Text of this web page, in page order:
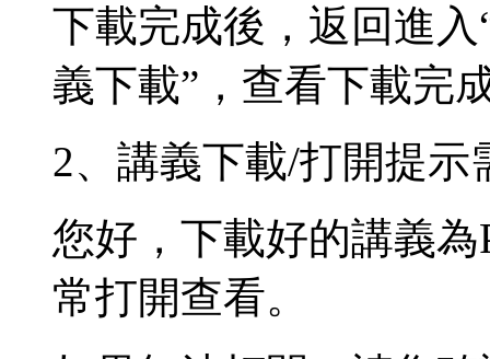
下載完成後，返回進
義下載”，查看下載完
2、講義下載/打開提示
您好，下載好的講義
常打開查看。